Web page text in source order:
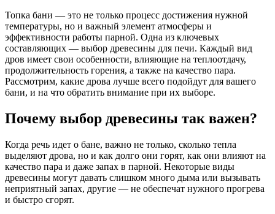
Топка бани — это не только процесс достижения нужной
температуры, но и важный элемент атмосферы и
эффективности работы парной. Одна из ключевых
составляющих — выбор древесины для печи. Каждый вид
дров имеет свои особенности, влияющие на теплоотдачу,
продолжительность горения, а также на качество пара.
Рассмотрим, какие дрова лучше всего подойдут для вашего
бани, и на что обратить внимание при их выборе.
Почему выбор древесины так важен?
Когда речь идет о бане, важно не только, сколько тепла
выделяют дрова, но и как долго они горят, как они влияют на
качество пара и даже запах в парной. Некоторые виды
древесины могут давать слишком много дыма или вызывать
неприятный запах, другие — не обеспечат нужного прогрева
и быстро сгорят.